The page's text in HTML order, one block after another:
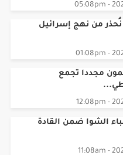
نُحذر من نهج إسرائيل
مجددا تجمع
الشوا ضمن القادة